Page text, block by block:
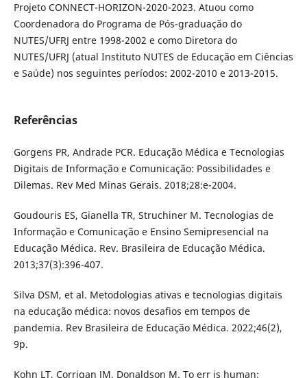
Projeto CONNECT-HORIZON-2020-2023. Atuou como
Coordenadora do Programa de Pós-graduação do
NUTES/UFRJ entre 1998-2002 e como Diretora do
NUTES/UFRJ (atual Instituto NUTES de Educação em Ciências
e Saúde) nos seguintes períodos: 2002-2010 e 2013-2015.
Referências
Gorgens PR, Andrade PCR. Educação Médica e Tecnologias
Digitais de Informação e Comunicação: Possibilidades e
Dilemas. Rev Med Minas Gerais. 2018;28:e-2004.
Goudouris ES, Gianella TR, Struchiner M. Tecnologias de
Informação e Comunicação e Ensino Semipresencial na
Educação Médica. Rev. Brasileira de Educação Médica.
2013;37(3):396-407.
Silva DSM, et al. Metodologias ativas e tecnologias digitais
na educação médica: novos desafios em tempos de
pandemia. Rev Brasileira de Educação Médica. 2022;46(2),
9p.
Kohn LT, Corrigan JM, Donaldson M. To err is human: